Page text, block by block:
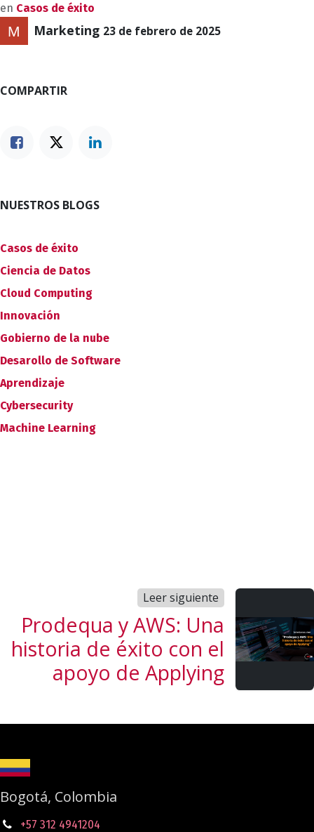
en Casos de éxito
Marketing 23 de febrero de 2025
COMPARTIR
NUESTROS BLOGS
Casos de éxito
Ciencia de Datos
Cloud Computing
Innovación
Gobierno de la nube
Desarollo de Software
Aprendizaje
Cybersecurity
Machine Learning
Leer siguiente
Prodequa y AWS: Una
historia de éxito con el
apoyo de Applying
Bogotá, Colombia
+57 312 4941204